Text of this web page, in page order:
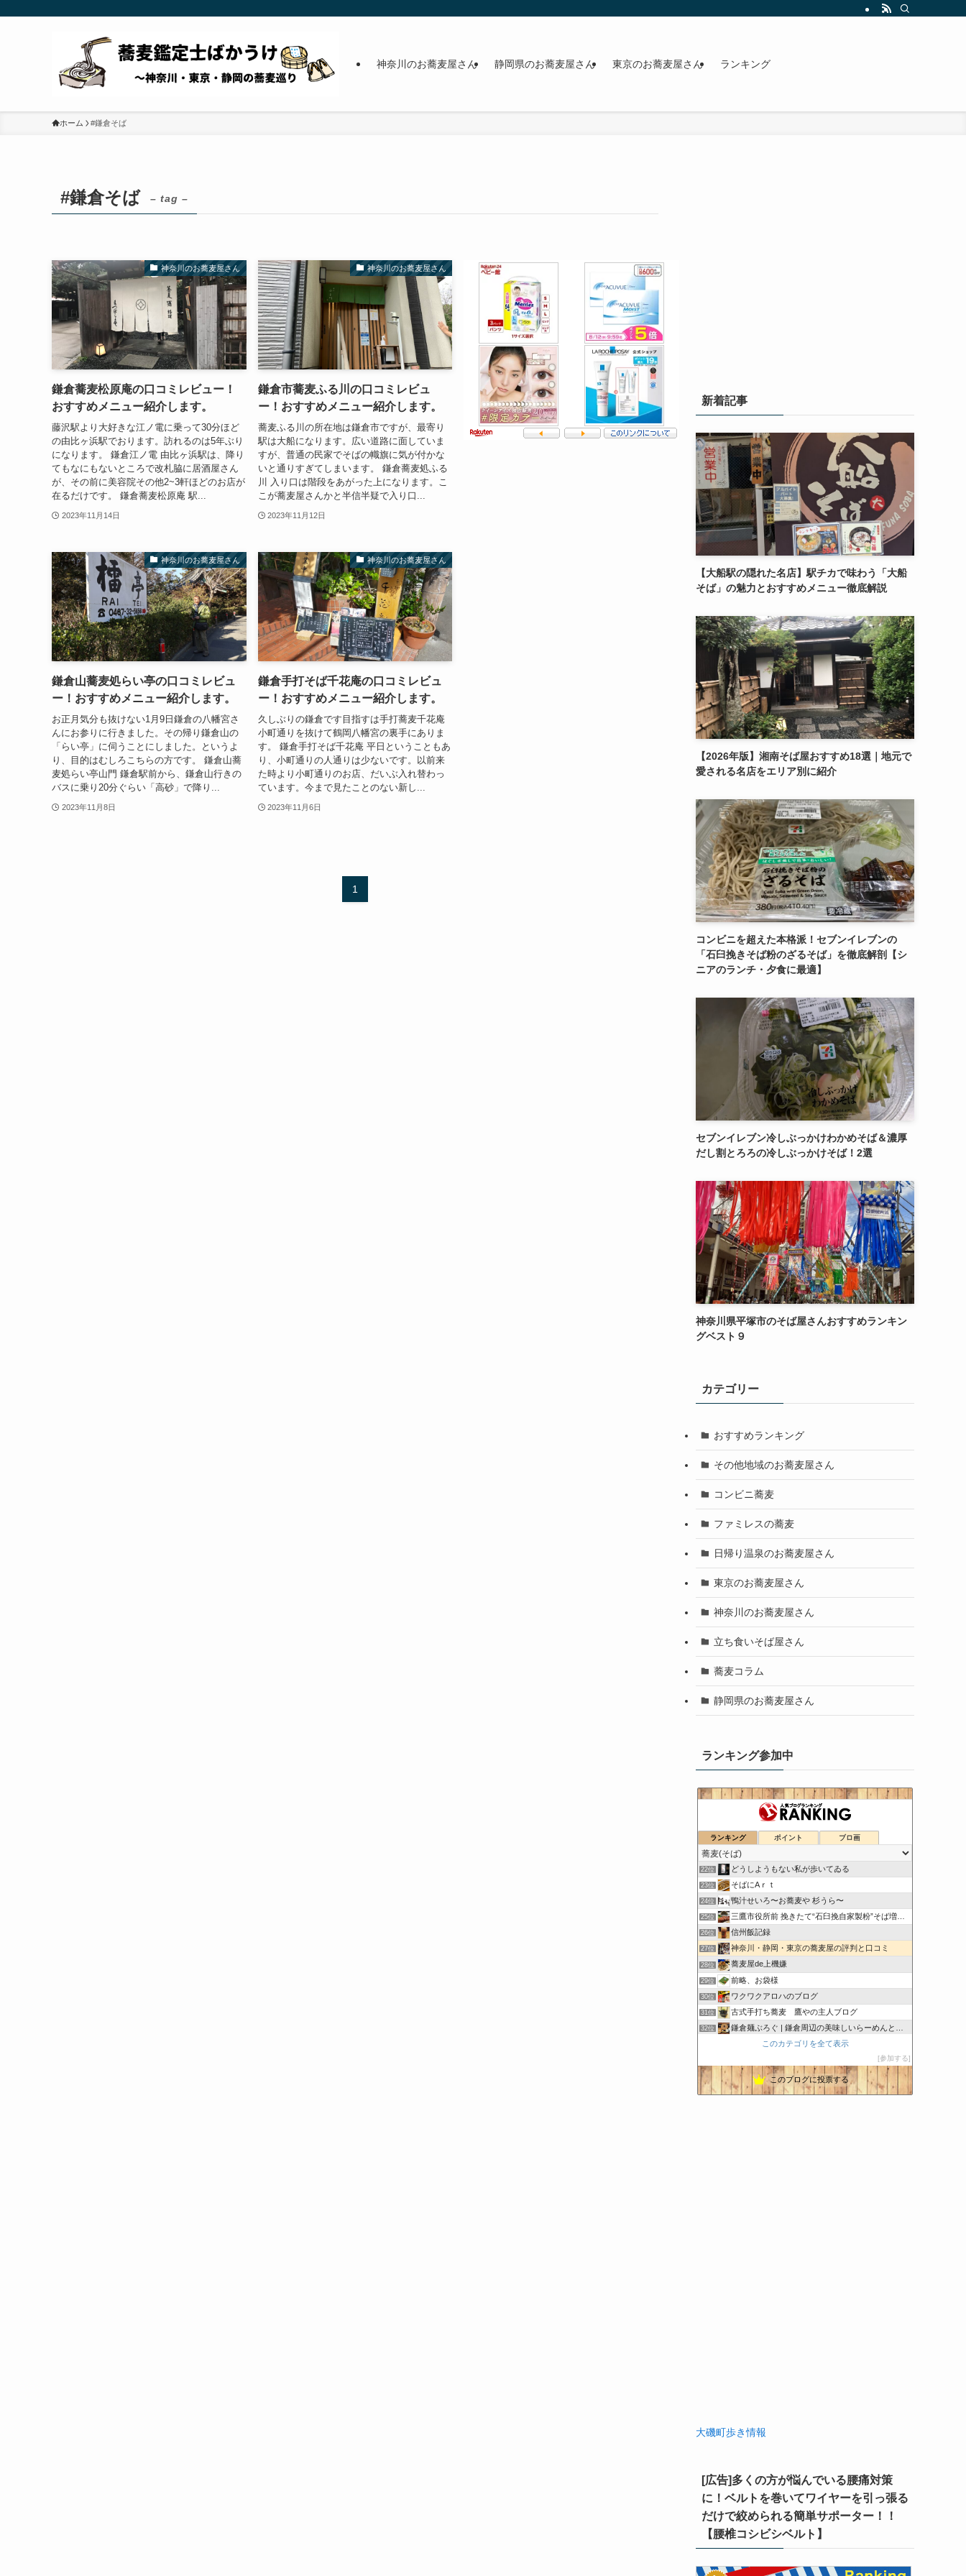
神奈川のお蕎麦屋さん 静岡県のお蕎麦屋さん 東京のお蕎麦屋さん ランキング
ホーム #鎌倉そば
#鎌倉そば – tag –
神奈川のお蕎麦屋さん
鎌倉蕎麦松原庵の口コミレビュー！
おすすめメニュー紹介します。
藤沢駅より大好きな江ノ電に乗って30分ほど
の由比ヶ浜駅でおります。訪れるのは5年ぶり
になります。 鎌倉江ノ電 由比ヶ浜駅は、降り
てもなにもないところで改札脇に居酒屋さん
が、その前に美容院その他2~3軒ほどのお店が
在るだけです。 鎌倉蕎麦松原庵 駅...
2023年11月14日
神奈川のお蕎麦屋さん
鎌倉市蕎麦ふる川の口コミレビュ
ー！おすすめメニュー紹介します。
蕎麦ふる川の所在地は鎌倉市ですが、最寄り
駅は大船になります。広い道路に面していま
すが、普通の民家でそばの幟旗に気が付かな
いと通りすぎてしまいます。 鎌倉蕎麦処ふる
川 入り口は階段をあがった上になります。こ
こが蕎麦屋さんかと半信半疑で入り口...
2023年11月12日
神奈川のお蕎麦屋さん
鎌倉山蕎麦処らい亭の口コミレビュ
ー！おすすめメニュー紹介します。
お正月気分も抜けない1月9日鎌倉の八幡宮さ
んにお参りに行きました。その帰り鎌倉山の
「らい亭」に伺うことにしました。というよ
り、目的はむしろこちらの方です。 鎌倉山蕎
麦処らい亭山門 鎌倉駅前から、鎌倉山行きの
バスに乗り20分ぐらい「高砂」で降り...
2023年11月8日
神奈川のお蕎麦屋さん
鎌倉手打そば千花庵の口コミレビュ
ー！おすすめメニュー紹介します。
久しぶりの鎌倉です目指すは手打蕎麦千花庵
小町通りを抜けて鶴岡八幡宮の裏手にありま
す。 鎌倉手打そば千花庵 平日ということもあ
り、小町通りの人通りは少ないです。以前来
た時より小町通りのお店、だいぶ入れ替わっ
ています。今まで見たことのない新し...
2023年11月6日
1
新着記事
【大船駅の隠れた名店】駅チカで味わう「大船
そば」の魅力とおすすめメニュー徹底解説
【2026年版】湘南そば屋おすすめ18選｜地元で
愛される名店をエリア別に紹介
コンビニを超えた本格派！セブンイレブンの
「石臼挽きそば粉のざるそば」を徹底解剖【シ
ニアのランチ・夕食に最適】
セブンイレブン冷しぶっかけわかめそば＆濃厚
だし割とろろの冷しぶっかけそば！2選
神奈川県平塚市のそば屋さんおすすめランキン
グベスト９
カテゴリー
おすすめランキング
その他地域のお蕎麦屋さん
コンビニ蕎麦
ファミレスの蕎麦
日帰り温泉のお蕎麦屋さん
東京のお蕎麦屋さん
神奈川のお蕎麦屋さん
立ち食いそば屋さん
蕎麦コラム
静岡県のお蕎麦屋さん
ランキング参加中
ランキング ポイント ブロ画
20位 幻の渓流師＆レオ
21位 ビシッとしないブログ
22位 どうしようもない私が歩いてゐる
23位 そばにAｒｔ
24位 鴨汁せいろ〜お蕎麦や 杉うら〜
25位 三鷹市役所前 挽きたて“石臼挽自家製粉”そば増田屋
26位 信州飯記録
27位 神奈川・静岡・東京の蕎麦屋の評判と口コミ
28位 蕎麦屋de上機嫌
29位 前略、お袋様
30位 ワクワクアロハのブログ
31位 古式手打ち蕎麦 鷹やの主人ブログ
32位 鎌倉麺ぶろぐ | 鎌倉周辺の美味しいらーめんと蕎麦を紹介
東京ラーメンツアーズ
このカテゴリを全て表示
参加する
このブログに投票する
大磯町歩き情報
[広告]多くの方が悩んでいる腰痛対策
に！ベルトを巻いてワイヤーを引っ張る
だけで絞められる簡単サポーター！！
【腰椎コシビシベルト】